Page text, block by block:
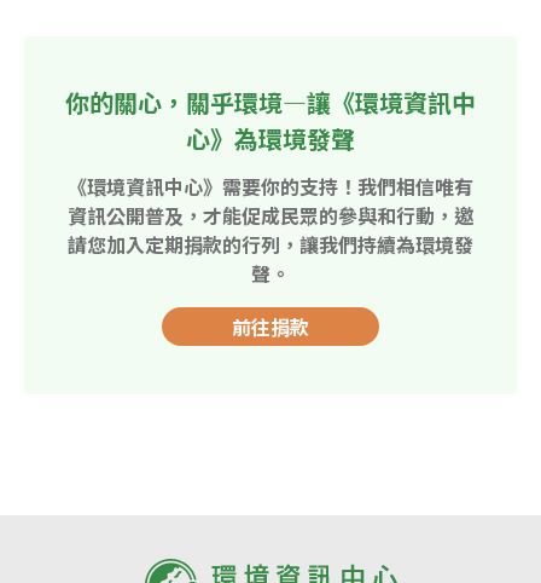
你的關心，關乎環境—讓《環境資訊中
心》為環境發聲
《環境資訊中心》需要你的支持！我們相信唯有
資訊公開普及，才能促成民眾的參與和行動，邀
請您加入定期捐款的行列，讓我們持續為環境發
聲。
前往捐款